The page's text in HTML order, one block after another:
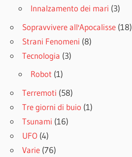
Innalzamento dei mari (3)
Sopravvivere all'Apocalisse (18)
Strani Fenomeni (8)
Tecnologia (3)
Robot (1)
Terremoti (58)
Tre giorni di buio (1)
Tsunami (16)
UFO (4)
Varie (76)